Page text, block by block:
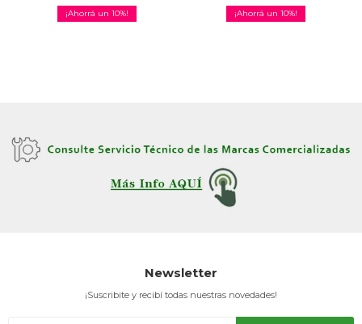
10 10
Newsletter
¡Suscribite y recibí todas nuestras novedades!